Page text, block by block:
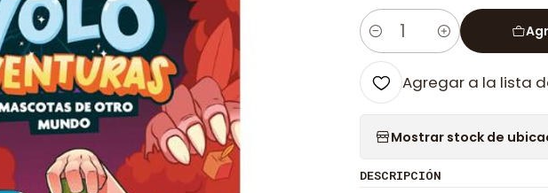
Cantidad
Agregar a la lista
Mostrar stock de
DESCRIPCIÓN